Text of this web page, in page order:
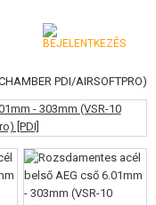
PDI/AIRSOFTPRO)